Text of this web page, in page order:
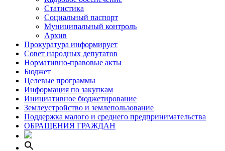
Статистика
Социальный паспорт
Муниципальный контроль
Архив
Прокуратура информирует
Совет народных депутатов
Нормативно-правовые акты
Бюджет
Целевые программы
Информация по закупкам
Инициативное бюджетирование
Землеустройство и землепользование
Поддержка малого и среднего предпринимательства
ОБРАЩЕНИЯ ГРАЖДАН